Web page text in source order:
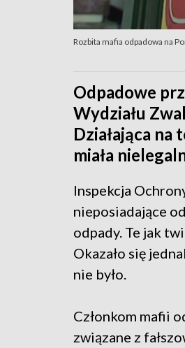
Rozbita mafia odpadowa na
Odpadowe
Wydziału
Działająca
miała
Inspekcja
nieposiadające
odpady. Te jak
Okazało się
nie było.
Członkom mafii
związane z